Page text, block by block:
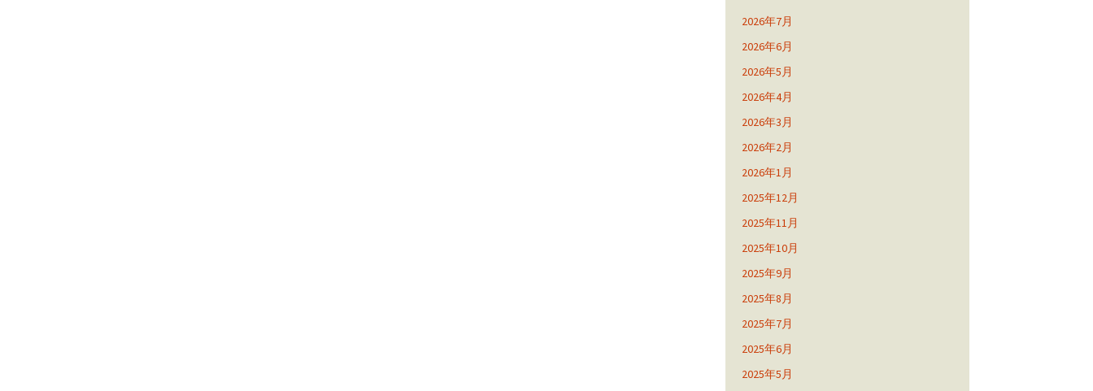
2026年7月
2026年6月
2026年5月
2026年4月
2026年3月
2026年2月
2026年1月
2025年12月
2025年11月
2025年10月
2025年9月
2025年8月
2025年7月
2025年6月
2025年5月